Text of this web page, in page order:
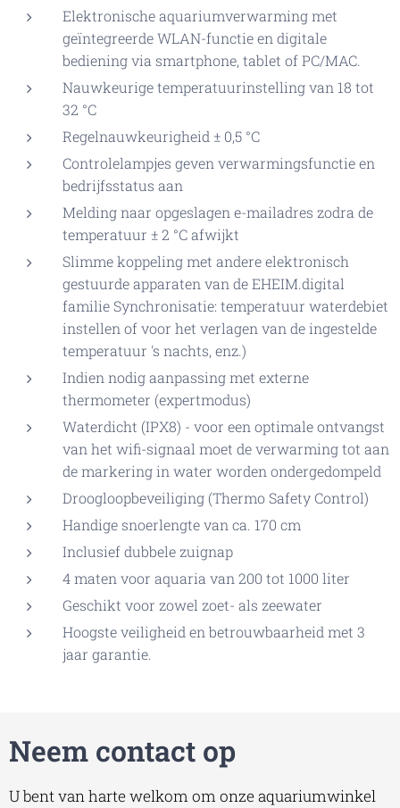
Elektronische aquariumverwarming met
geïntegreerde WLAN-functie en digitale
bediening via smartphone, tablet of PC/MAC.
Nauwkeurige temperatuurinstelling van 18 tot
32 °C
Regelnauwkeurigheid ± 0,5 °C
Controlelampjes geven verwarmingsfunctie en
bedrijfsstatus aan
Melding naar opgeslagen e-mailadres zodra de
temperatuur ± 2 °C afwijkt
Slimme koppeling met andere elektronisch
gestuurde apparaten van de EHEIM.digital
familie Synchronisatie: temperatuur waterdebiet
instellen of voor het verlagen van de ingestelde
temperatuur 's nachts, enz.)
Indien nodig aanpassing met externe
thermometer (expertmodus)
Waterdicht (IPX8) - voor een optimale ontvangst
van het wifi-signaal moet de verwarming tot aan
de markering in water worden ondergedompeld
Droogloopbeveiliging (Thermo Safety Control)
Handige snoerlengte van ca. 170 cm
Inclusief dubbele zuignap
4 maten voor aquaria van 200 tot 1000 liter
Geschikt voor zowel zoet- als zeewater
Hoogste veiligheid en betrouwbaarheid met 3
jaar garantie.
Neem contact op
U bent van harte welkom om onze aquariumwinkel